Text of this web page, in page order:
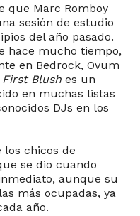
que Marc Romboy
sesión de estudio
del año pasado.
hace mucho tiempo,
en Bedrock, Ovum
First Blush es un
en muchas listas
DJs en los
los chicos de
se dio cuando
aunque su
más ocupadas, ya
año.